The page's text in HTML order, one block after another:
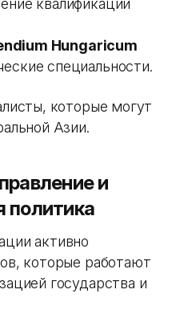
квалификации
Hungaricum
специальности.
которые могут
Азии.
и
политика
активно
которые работают
государства и